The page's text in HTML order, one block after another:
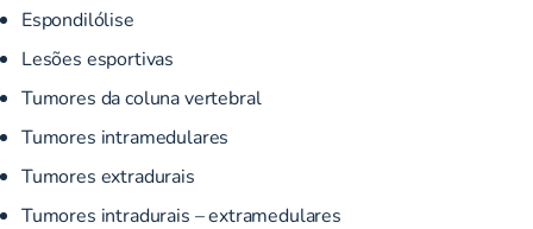
Espondilólise
Lesões esportivas
Tumores da coluna vertebral
Tumores intramedulares
Tumores extradurais
Tumores intradurais – extramedulares